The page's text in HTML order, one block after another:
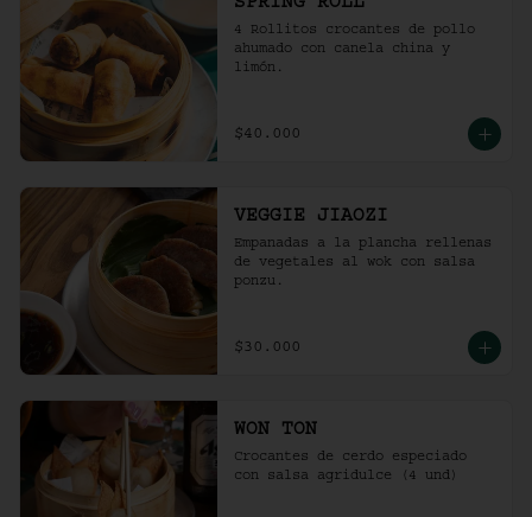
SPRING ROLL
4 Rollitos crocantes de pollo
ahumado con canela china y
limón.
$40.000
VEGGIE JIAOZI
Empanadas a la plancha rellenas
de vegetales al wok con salsa
ponzu.
$30.000
WON TON
Crocantes de cerdo especiado
con salsa agridulce (4 und)